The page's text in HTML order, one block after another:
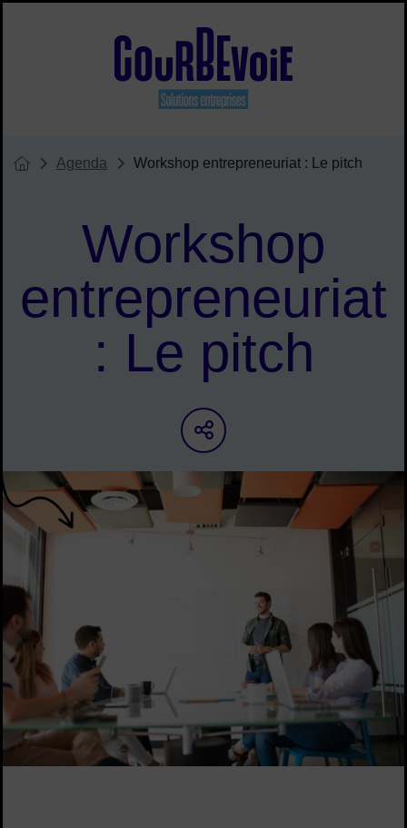
Site officiel de Courbevoie
Vous êtes ici :
Page d'accueil du site
Agenda Workshop entrepreneuriat : Le pitch
Workshop
entrepreneuriat
: Le pitch
Partager sur les